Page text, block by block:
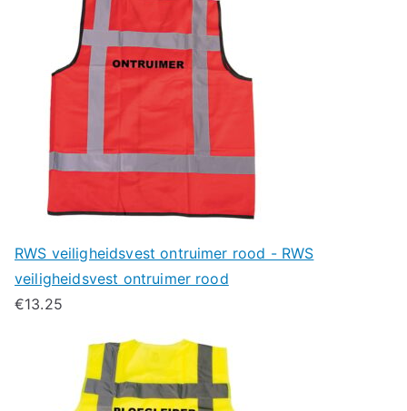
RWS veiligheidsvest ontruimer rood - RWS
veiligheidsvest ontruimer rood
€13.25